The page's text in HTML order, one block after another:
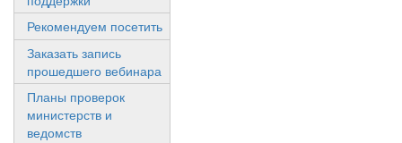
Рекомендуем посетить
Заказать запись
прошедшего вебинара
Планы проверок
министерств и
ведомств